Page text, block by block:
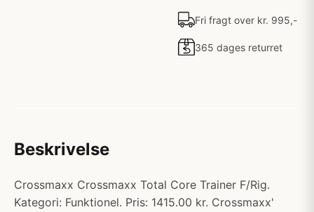
Fri fragt over kr. 995,-
365 dages returret
Beskrivelse
Crossmaxx Crossmaxx Total Core Trainer F/Rig.
Kategori: Funktionel. Pris: 1415.00 kr. Crossmaxx'